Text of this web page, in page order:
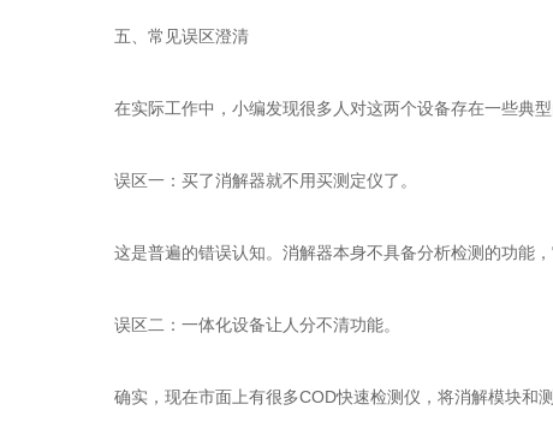
五、常见误区澄清
在实际工作中，小编发现很多人对这两个设备存在一些典型
误区一：买了消解器就不用买测定仪了。
这是普遍的错误认知。消解器本身不具备分析检测的功能，
误区二：一体化设备让人分不清功能。
确实，现在市面上有很多COD快速检测仪，将消解模块和测